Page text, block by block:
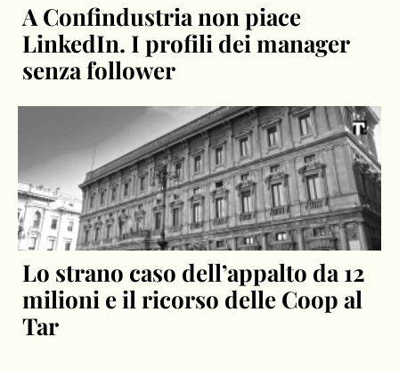
A Confindustria non piace
LinkedIn. I profili dei manager
senza follower
Lo strano caso dell’appalto da 12
milioni e il ricorso delle Coop al
Tar